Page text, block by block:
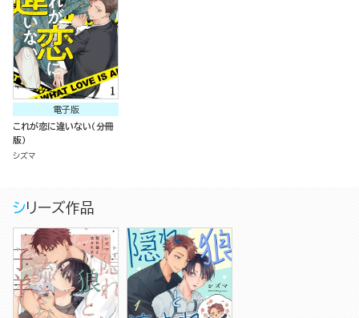
電子版
これが恋に違いない（分冊
版）
シズマ
シリーズ作品